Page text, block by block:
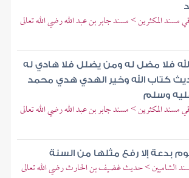
مسند المكثرين > مسند جابر بن عبد الله رضي الله تعالى
فلا مضل له ومن يضلل فلا هادي له
كتاب الله وخير الهدي هدي محمد
وسلم
مسند المكثرين > مسند جابر بن عبد الله رضي الله تعالى
بدعة إلا رفع مثلها من السنة
الشاميين > حديث غضيف بن الحارث رضي الله تعالى